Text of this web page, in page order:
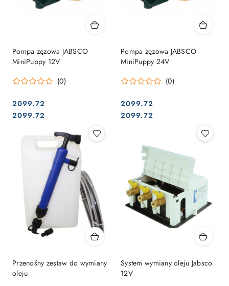
Pompa zęzowa JABSCO
MiniPuppy 12V
(0)
Cena:
2099.72
Cena:
2099.72
Pompa zęzowa JABSCO
MiniPuppy 24V
(0)
Cena:
2099.72
Cena:
2099.72
Przenośny zestaw do wymiany
oleju
System wymiany oleju Jabsco
12V